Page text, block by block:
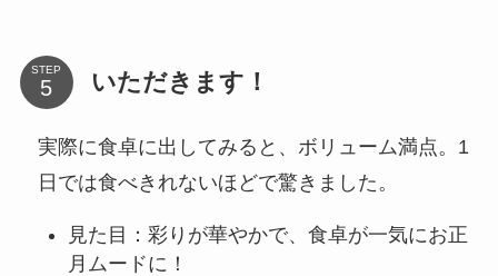
STEP いただきます！
実際に食卓に出してみると、ボリューム満点。1
日では食べきれないほどで驚きました。
見た目：彩りが華やかで、食卓が一気にお正
月ムードに！